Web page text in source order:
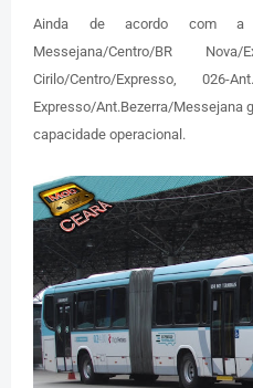
Ainda de acordo com a
Messejana/Centro/BR Nova/
Cirilo/Centro/Expresso, 026-
Expresso/Ant.Bezerra/Messejana
capacidade operacional.